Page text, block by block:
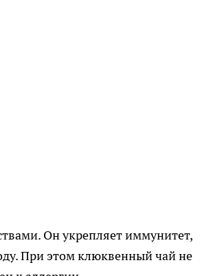
Он укрепляет иммунитет,
При этом клюквенный чай не